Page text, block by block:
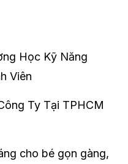
Học Kỹ Năng
Viên
Ty Tại TPHCM
cho bé gọn gàng,